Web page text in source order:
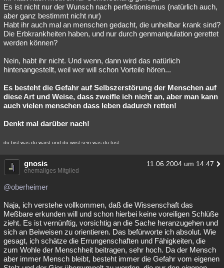
Es ist nicht nur der Wunsch nach perfektionismus (natürlich auch,
aber ganz bestimmt nicht nur)
Habt ihr auch mal an menschen gedacht, die unheilbar krank sind?
Die Erbkrankheiten haben, und nur durch genmanipulation gerettet
werden können?
Nein, habt ihr nicht. Und wenn, dann wird das natürlich
hintenangestellt, weil wer will schon Vorteile hören...
Es besteht die Gefahr auf Selbszerstörung der Menschen auf
diese Art und Weise, dass zweifle ich nicht an, aber man kann
auch vielen menschen dass leben dadurch retten!
Denkt mal darüber nach!
du bist was du warst und du wirst sein was du tust
gnosis 11.06.2004 um 14:47
ehemaliges Mitglied
@oberheimer
Naja, ich verstehe vollkommen, daß die Wissenschaft das
Meßbare erkunden will und schon hierbei keine voreiligen Schlüße
zieht. Es ist vernünftig, vorsichtig an die Sache heranzugehen und
sich an Beiweisen zu orientieren. Das befürworte ich absolut. Wie
gesagt, ich schätze die Errungenschaften und Fähigkeiten, die
zum Wohle der Menschheit beitragen, sehr hoch. Da der Mensch
aber immer Mensch bleibt, besteht immer die Gefahr vom eigenen